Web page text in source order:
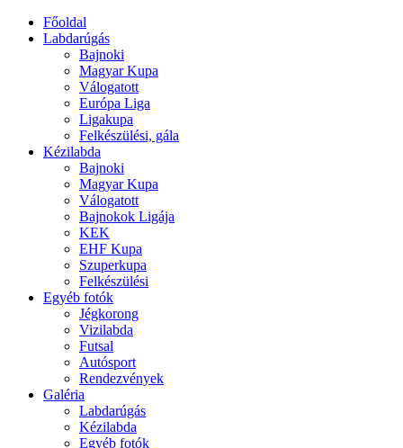
Főoldal
Labdarúgás
Bajnoki
Magyar Kupa
Válogatott
Európa Liga
Ligakupa
Felkészülési, gála
Kézilabda
Bajnoki
Magyar Kupa
Válogatott
Bajnokok Ligája
KEK
EHF Kupa
Szuperkupa
Felkészülési
Egyéb fotók
Jégkorong
Vizilabda
Futsal
Autósport
Rendezvények
Galéria
Labdarúgás
Kézilabda
Egyéb fotók